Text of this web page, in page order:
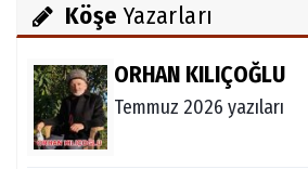
Köşe Yazarları
ORHAN KILIÇOĞLU
Temmuz 2026 yazıları